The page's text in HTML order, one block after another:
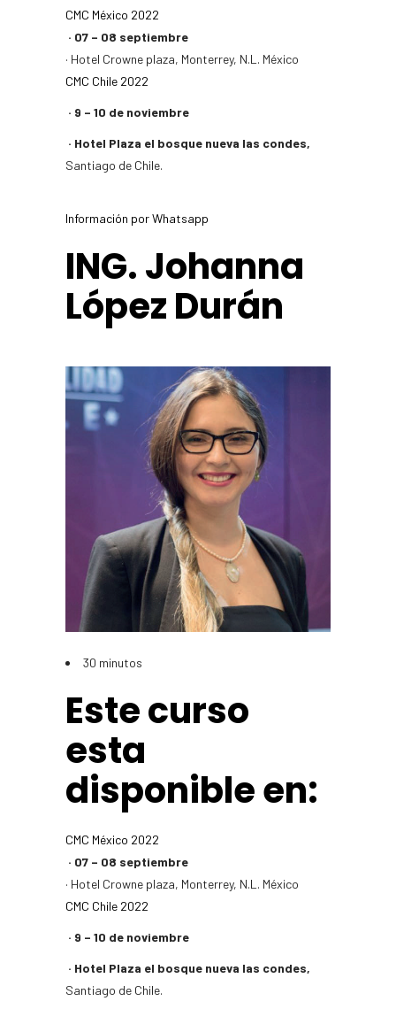
CMC México 2022
· 07 – 08 septiembre
· Hotel Crowne plaza, Monterrey, N.L. México
CMC Chile 2022
· 9 – 10 de noviembre
· Hotel Plaza el bosque nueva las condes,
Santiago de Chile.
Información por Whatsapp
ING. Johanna
López Durán
30 minutos
Este curso
esta
disponible en:
CMC México 2022
· 07 – 08 septiembre
· Hotel Crowne plaza, Monterrey, N.L. México
CMC Chile 2022
· 9 – 10 de noviembre
· Hotel Plaza el bosque nueva las condes,
Santiago de Chile.